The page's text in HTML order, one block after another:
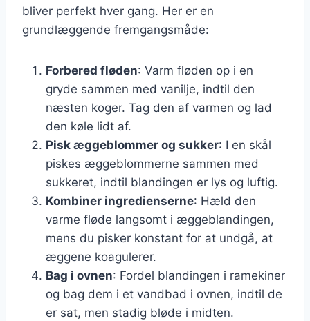
bliver perfekt hver gang. Her er en
grundlæggende fremgangsmåde:
Forbered fløden: Varm fløden op i en
gryde sammen med vanilje, indtil den
næsten koger. Tag den af varmen og lad
den køle lidt af.
Pisk æggeblommer og sukker: I en skål
piskes æggeblommerne sammen med
sukkeret, indtil blandingen er lys og luftig.
Kombiner ingredienserne: Hæld den
varme fløde langsomt i æggeblandingen,
mens du pisker konstant for at undgå, at
æggene koagulerer.
Bag i ovnen: Fordel blandingen i ramekiner
og bag dem i et vandbad i ovnen, indtil de
er sat, men stadig bløde i midten.